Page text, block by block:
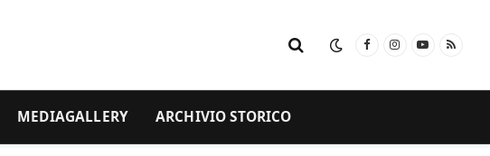
FacebookInstagram
YouTube
RSS
MEDIAGALLERY ARCHIVIO STORICO